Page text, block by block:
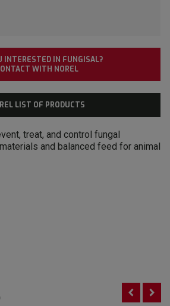
INTERESTED IN FUNGISAL?
WITH NOREL
LIST OF PRODUCTS
treat, and control fungal
and balanced feed for animal